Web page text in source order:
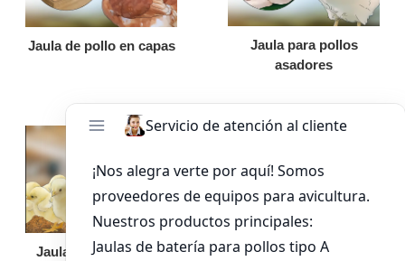
Jaula de pollo en capas
Jaula para pollos
asadores
Jaula de pollo pollita
Bandeja de